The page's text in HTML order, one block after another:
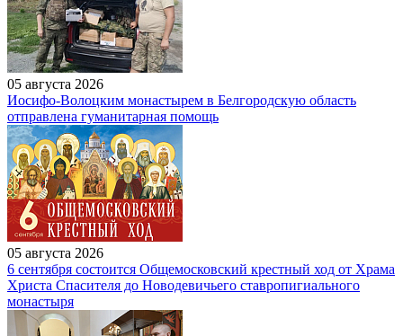
05 августа 2026
Иосифо-Волоцким монастырем в Белгородскую область
отправлена гуманитарная помощь
05 августа 2026
6 сентября состоится Общемосковский крестный ход от Храма
Христа Спасителя до Новодевичьего ставропигиального
монастыря